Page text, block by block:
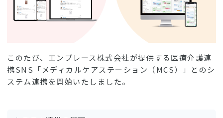
このたび、エンブレース株式会社が提供する医療介護連
携SNS「メディカルケアステーション（MCS）」とのシ
ステム連携を開始いたしました。